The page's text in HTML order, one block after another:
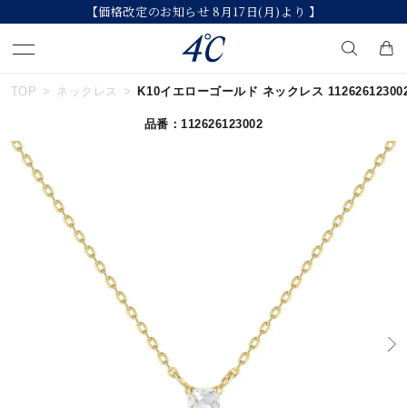
【価格改定のお知らせ 8月17日(月)より 】
キーワードで検索する
人気検索キーワード
#summer #ダイヤモンド ネックレス
#エタニティ
TOP ネックレス K10イエローゴールド ネックレス
品番：112626123002